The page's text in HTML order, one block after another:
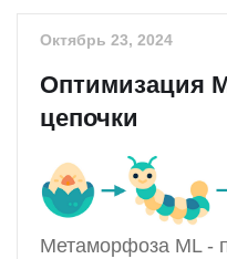
Октябрь 23, 2024
Оптимизация
цепочки
Метаморфоза ML -